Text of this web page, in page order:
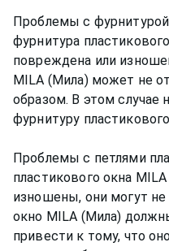
Проблемы с фурнитурой
фурнитура
повреждена или
MILA (Мила) может не
образом. В этом случае
фурнитуру
Проблемы с петлями
пластикового окна
изношены, они могут
окно MILA (Мила)
привести к тому, что